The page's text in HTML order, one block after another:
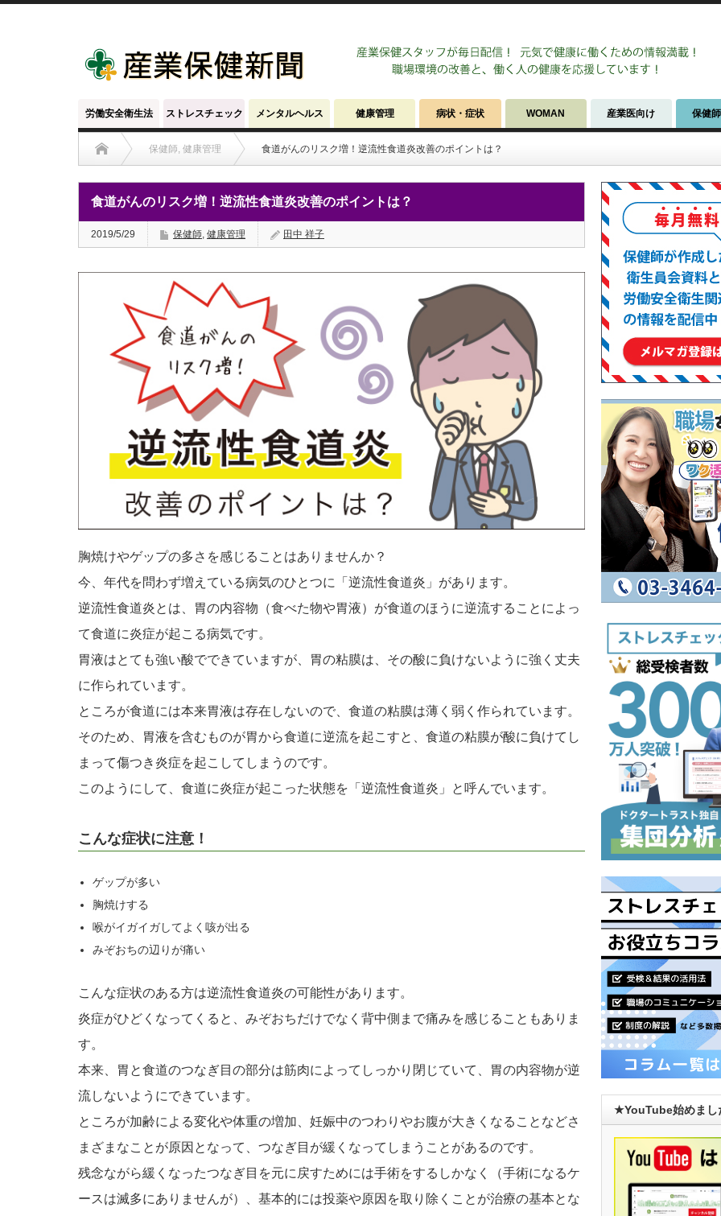
労働安全衛生法 ストレスチェック メンタルヘルス 健康管理 病状・症状 WOMAN 産業医向け 保健
保健師, 健康管理 食道がんのリスク増！逆流性食道炎改善のポイントは？
食道がんのリスク増！逆流性食道炎改善のポイントは？
2019/5/29 保健師, 健康管理 田中 祥子
胸焼けやゲップの多さを感じることはありませんか？
今、年代を問わず増えている病気のひとつに「逆流性食道炎」があります。
逆流性食道炎とは、胃の内容物（食べた物や胃液）が食道のほうに逆流することによっ
て食道に炎症が起こる病気です。
胃液はとても強い酸でできていますが、胃の粘膜は、その酸に負けないように強く丈夫
に作られています。
ところが食道には本来胃液は存在しないので、食道の粘膜は薄く弱く作られています。
そのため、胃液を含むものが胃から食道に逆流を起こすと、食道の粘膜が酸に負けてし
まって傷つき炎症を起こしてしまうのです。
このようにして、食道に炎症が起こった状態を「逆流性食道炎」と呼んでいます。
こんな症状に注意！
ゲップが多い
胸焼けする
喉がイガイガしてよく咳が出る
みぞおちの辺りが痛い
こんな症状のある方は逆流性食道炎の可能性があります。
炎症がひどくなってくると、みぞおちだけでなく背中側まで痛みを感じることもありま
す。
本来、胃と食道のつなぎ目の部分は筋肉によってしっかり閉じていて、胃の内容物が逆
流しないようにできています。
ところが加齢による変化や体重の増加、妊娠中のつわりやお腹が大きくなることなどさ
まざまなことが原因となって、つなぎ目が緩くなってしまうことがあるのです。
残念ながら緩くなったつなぎ目を元に戻すためには手術をするしかなく（手術になるケ
ースは滅多にありませんが）、基本的には投薬や原因を取り除くことが治療の基本とな
★YouTube始めま